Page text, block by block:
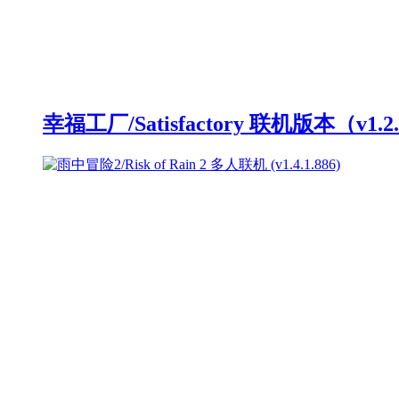
幸福工厂/Satisfactory 联机版本（